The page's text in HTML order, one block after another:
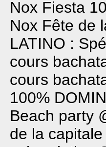
Nox Fiesta
Nox Fête de
LATINO :
cours
cours
100%
Beach party
de la capitale